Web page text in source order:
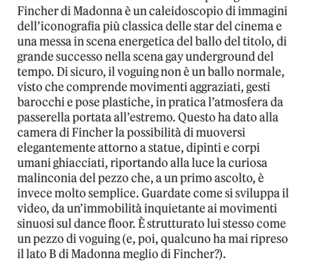
Fincher di Madonna è un caleidoscopio di immagini
dell’iconografia più classica delle star del cinema e
una messa in scena energetica del ballo del titolo, di
grande successo nella scena gay underground del
tempo. Di sicuro, il voguing non è un ballo normale,
visto che comprende movimenti aggraziati, gesti
barocchi e pose plastiche, in pratica l’atmosfera da
passerella portata all’estremo. Questo ha dato alla
camera di Fincher la possibilità di muoversi
elegantemente attorno a statue, dipinti e corpi
umani ghiacciati, riportando alla luce la curiosa
malinconia del pezzo che, a un primo ascolto, è
invece molto semplice. Guardate come si sviluppa il
video, da un’immobilità inquietante ai movimenti
sinuosi sul dance floor. È strutturato lui stesso come
un pezzo di voguing (e, poi, qualcuno ha mai ripreso
il lato B di Madonna meglio di Fincher?).